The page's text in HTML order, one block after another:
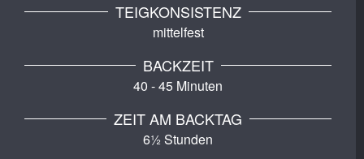
TEIGKONSISTENZ
mittelfest
BACKZEIT
40 - 45 Minuten
ZEIT AM BACKTAG
6½ Stunden